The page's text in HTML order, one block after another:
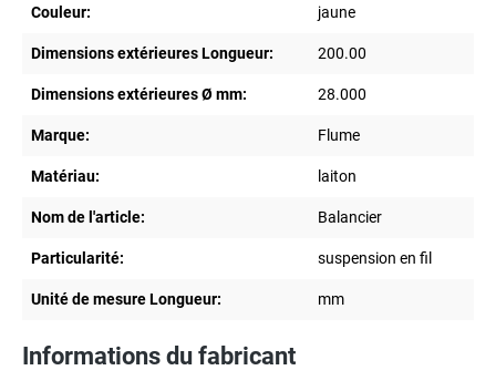
Couleur: jaune
Dimensions extérieures Longueur: 200.00
Dimensions extérieures Ø mm: 28.000
Marque: Flume
Matériau: laiton
Nom de l'article: Balancier
Particularité: suspension en fil
Unité de mesure Longueur: mm
Informations du fabricant